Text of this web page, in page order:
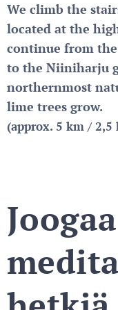
We climb the
located at the
continue from
to the Niiniharju
northernmost
lime trees grow.
(approx. 5 km / 2,5
Joogaa